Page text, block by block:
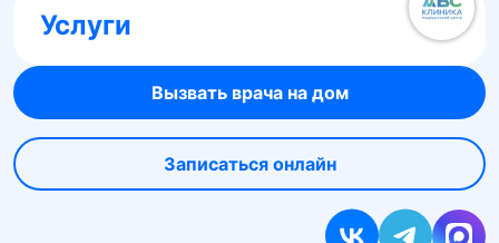
Услуги
Вызвать врача на дом
Записаться онлайн